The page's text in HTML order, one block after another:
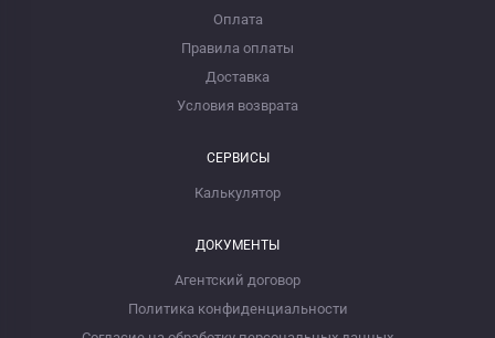
Оплата
Правила оплаты
Доставка
Условия возврата
СЕРВИСЫ
Калькулятор
ДОКУМЕНТЫ
Агентский договор
Политика конфиденциальности